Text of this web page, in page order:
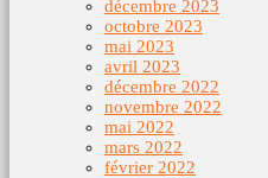
décembre 2023
octobre 2023
mai 2023
avril 2023
décembre 2022
novembre 2022
mai 2022
mars 2022
février 2022